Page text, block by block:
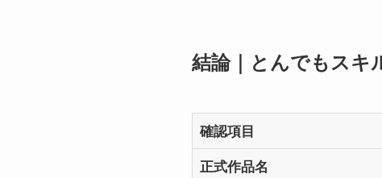
結論｜とんでもスキ
確認項目
正式作品名